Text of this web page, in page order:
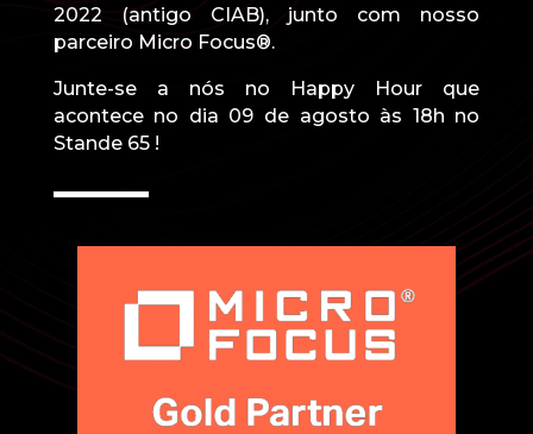
2022 (antigo CIAB), junto com nosso
parceiro Micro Focus®.
Junte-se a nós no Happy Hour que
acontece no dia 09 de agosto às 18h no
Stande 65 !